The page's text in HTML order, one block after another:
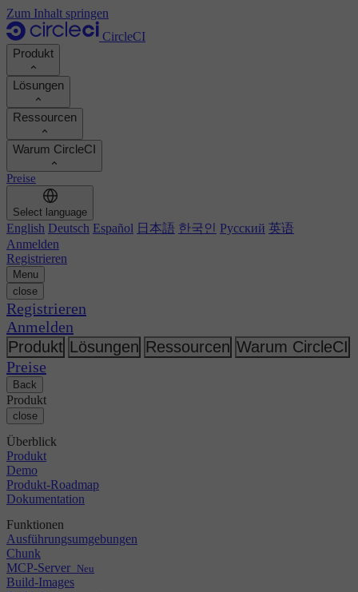
Zum Inhalt springen
CircleCI
Produkt
Produkt
Demo
Produkt-Roadmap
Dokumentation
Ausführungsumgebungen
Chunk
MCP-ServerNeu
Build-Images
Build-Optimierung
Autoscaling
Technische Services
GitHub
GitLab
Bitbucket
AWS
GCP
Azure
Kubernetes
Lösungen
Entwickler
Platform-Engineers
Sicherheitsingenieure
Engineering-Manager
Führungskräfte
KI-Agenten
Automatisierung
Kontinuierliche Integration
Mobile
KI
Release-Orchestrierung
Sicherheit & Compliance
Enterprise
KMU
Startup
Ressourcen
Dokumentation
Support-Portal
Orbs-Registry
Image-Registry
Kundengeschichten
Berichte & Leitfäden
Podcast
Blog
Themen
Changelog
Veranstaltungen
Diskussionsforum
Open Source
Warum CircleCI
ROI berechnen
Entwicklerproduktivität steigern
Vergleichen Sie Ihr Team
Kundenerfolge ansehen
CircleCI vs GitHub Actions
CircleCI vs Harness
CircleCI vs Harness
CircleCI vs Jenkins
CircleCI vs Bitrise
Über uns
Partner
Newsroom
Preise
Select language
English Deutsch Español 日本語 한국인 Русский 英语
Anmelden
Registrieren
Menu
close
Registrieren
Anmelden
Produkt Lösungen Ressourcen Warum CircleCI
Preise
Back
Produkt
close
Überblick
Produkt
Demo
Produkt-Roadmap
Dokumentation
Funktionen
Ausführungsumgebungen
Chunk
MCP-Server Neu
Build-Images